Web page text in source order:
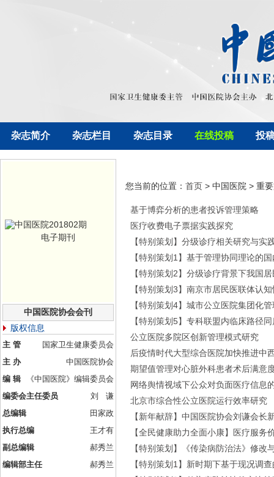
杂志简介 杂志栏目 杂志目录 在线投稿 投
电子期刊
中国医院协会会刊
版权信息
主 管
国家卫生健康委员会
主 办
中国医院协会
编 辑
《中国医院》编辑委员会
编委会主任委员
刘 谦
总编辑
田家政
执行总编
王才有
副总编辑
郝秀兰
编辑部主任
郝秀兰
您当前的位置： 首页 > 中国医院 > 重
基于博弈分析的患者投诉管理策略
医疗收费电子票据实践探究
【特别策划】分级诊疗相关研究与实
【特别策划1】基于管理协同理论的
【特别策划2】分级诊疗背景下我国
【特别策划3】南京市居民医联体认
【特别策划4】城市公立医院集团化
【特别策划5】专科联盟内临床路径
公立医院多院区创新管理模式研究
后疫情时代大型综合医院加快推进中
期望值管理对心脏外科患者术后满意
网络舆情视域下公众对负面医疗信息
北京市综合性公立医院运行效率研究
【新年献辞】中国医院协会刘谦会长
【全民健康助力全面小康】医疗服
【特别策划】《传染病防治法》修改
【特别策划1】新时期下基于现况调